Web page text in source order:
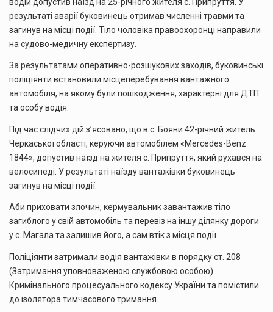
результаті аварії буковинець отримав численні травми та
загинув на місці події. Тіло чоловіка правоохоронці направили
на судово-медичну експертизу.
За результатами оперативно-розшукових заходів, буковинські
поліціянти встановили місцеперебування вантажного
автомобіля, на якому були пошкодження, характерні для ДТП
та особу водія.
Під час слідчих дій з’ясовано, що в с. Бояни 42-річний житель
Черкаської області, керуючи автомобілем «Mercedes-Benz
1844», допустив наїзд на жителя с. Припруття, який рухався на
велосипеді. У результаті наїзду вантажівки буковинець
загинув на місці події.
Аби приховати злочин, кермувальник завантажив тіло
загиблого у свій автомобіль та перевіз на іншу ділянку дороги
у с. Магала та залишив його, а сам втік з місця події.
Поліціянти затримали водія вантажівки в порядку ст. 208
(Затримання уповноваженою службовою особою)
Кримінального процесуального кодексу України та помістили
до ізолятора тимчасового тримання.